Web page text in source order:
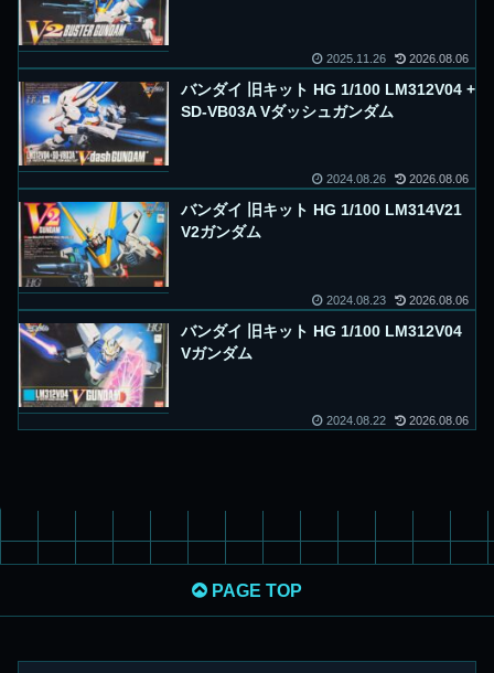
2025.11.26 2026.08.06
バンダイ 旧キット HG 1/100 LM312V04 +
SD-VB03A Vダッシュガンダム
2024.08.26 2026.08.06
バンダイ 旧キット HG 1/100 LM314V21
V2ガンダム
2024.08.23 2026.08.06
バンダイ 旧キット HG 1/100 LM312V04
Vガンダム
2024.08.22 2026.08.06
PAGE TOP